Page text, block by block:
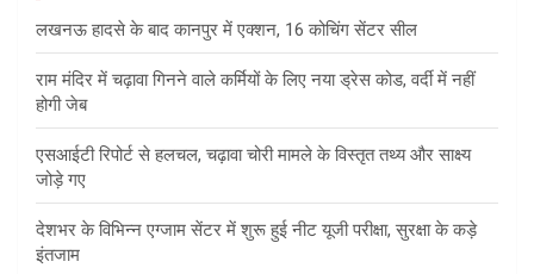
लखनऊ हादसे के बाद कानपुर में एक्शन, 16 कोचिंग सेंटर सील
राम मंदिर में चढ़ावा गिनने वाले कर्मियों के लिए नया ड्रेस कोड, वर्दी में नहीं
होगी जेब
एसआईटी रिपोर्ट से हलचल, चढ़ावा चोरी मामले के विस्तृत तथ्य और साक्ष्य
जोड़े गए
देशभर के विभिन्न एग्जाम सेंटर में शुरू हुई नीट यूजी परीक्षा, सुरक्षा के कड़े
इंतजाम